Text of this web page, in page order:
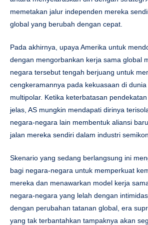
memetakan jalur independen mereka
global yang berubah dengan cepat.
Pada akhirnya, upaya Amerika untuk
dengan mengorbankan kerja sama global
negara tersebut tengah berjuang untuk
cengkeramannya pada kekuasaan di
multipolar. Ketika keterbatasan
jelas, AS mungkin mendapati dirinya
negara-negara lain membentuk aliansi
jalan mereka sendiri dalam industri
Skenario yang sedang berlangsung ini
bagi negara-negara untuk memperkuat
mereka dan menawarkan model kerja
negara-negara yang lelah dengan
dengan perubahan tatanan global, era
yang tak terbantahkan tampaknya akan